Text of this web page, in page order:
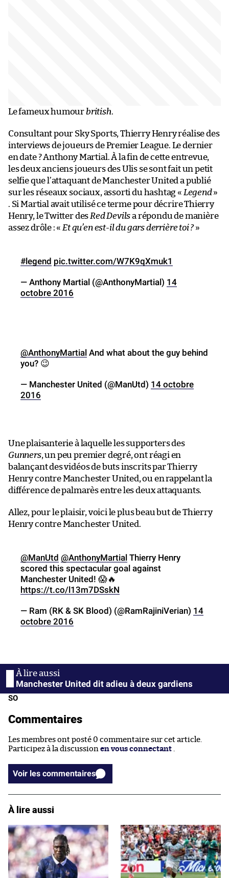
Le fameux humour british.
Consultant pour Sky Sports, Thierry Henry réalise des
interviews de joueurs de Premier League. Le dernier
en date ? Anthony Martial. À la fin de cette entrevue,
les deux anciens joueurs des Ulis se sont fait un petit
selfie que l’attaquant de Manchester United a publié
sur les réseaux sociaux, assorti du hashtag « Legend»
. Si Martial avait utilisé ce terme pour décrire Thierry
Henry, le Twitter des Red Devilsa répondu de manière
assez drôle : « Et qu’en est-il du gars derrière toi ?»
#legend pic.twitter.com/W7K9qXmuk1
— Anthony Martial (@AnthonyMartial) 14
octobre 2016
@AnthonyMartial And what about the guy behind
you? 😉
— Manchester United (@ManUtd) 14 octobre
2016
Une plaisanterie à laquelle les supporters des
Gunners, un peu premier degré, ont réagi en
balançant des vidéos de buts inscrits par Thierry
Henry contre Manchester United, ou en rappelant la
différence de palmarès entre les deux attaquants.
Allez, pour le plaisir, voici le plus beau but de Thierry
Henry contre Manchester United.
@ManUtd @AnthonyMartial Thierry Henry
scored this spectacular goal against
Manchester United! 😱🔥
https://t.co/l13m7DSskN
— Ram (RK & SK Blood) (@RamRajiniVerian) 14
octobre 2016
Manchester United dit adieu à deux gardiens
SO
Commentaires
Les membres ont posté 0 commentaire sur cet article.
Participez à la discussion en vous connectant .
Voir les commentaires
À lire aussi